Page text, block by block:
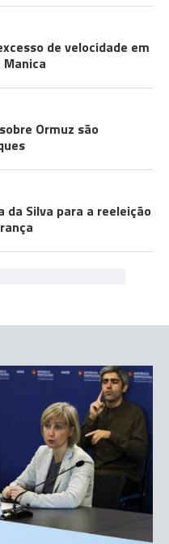
de velocidade em
Ormuz são
da Silva para a reeleição